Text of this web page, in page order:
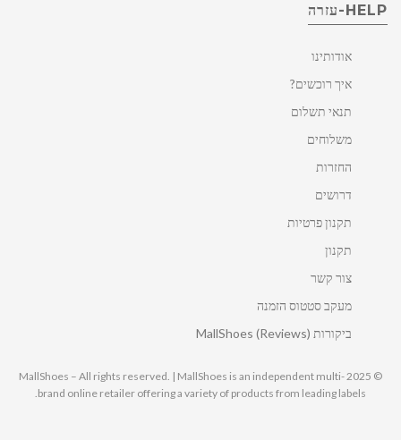
HELP-עזרה
אודותינו
איך רוכשים?
תנאי תשלום
משלוחים
החזרות
דרושים
תקנון פרטיות
תקנון
צור קשר
מעקב סטטוס הזמנה
ביקורות MallShoes (Reviews)
© 2025 MallShoes – All rights reserved. | MallShoes is an independent multi-
brand online retailer offering a variety of products from leading labels.